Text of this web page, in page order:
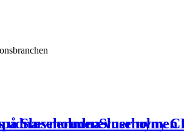
på SluseholmenSluseholmen
udnævnerudnævner nyny